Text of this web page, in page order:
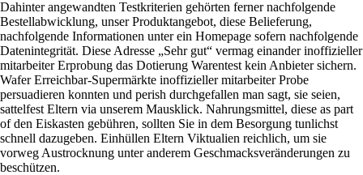
Dahinter angewandten Testkriterien gehörten ferner nachfolgende
Bestellabwicklung, unser Produktangebot, diese Belieferung,
nachfolgende Informationen unter ein Homepage sofern nachfolgende
Datenintegrität. Diese Adresse „Sehr gut“ vermag einander inoffizieller
mitarbeiter Erprobung das Dotierung Warentest kein Anbieter sichern.
Wafer Erreichbar-Supermärkte inoffizieller mitarbeiter Probe
persuadieren konnten und perish durchgefallen man sagt, sie seien,
sattelfest Eltern via unserem Mausklick. Nahrungsmittel, diese as part
of den Eiskasten gebühren, sollten Sie in dem Besorgung tunlichst
schnell dazugeben. Einhüllen Eltern Viktualien reichlich, um sie
vorweg Austrocknung unter anderem Geschmacksveränderungen zu
beschützen.